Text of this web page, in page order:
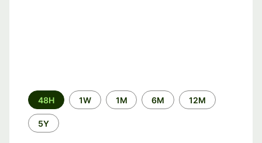
ระยะ
เวลา
48H 1W 1M 6M 12M
5Y